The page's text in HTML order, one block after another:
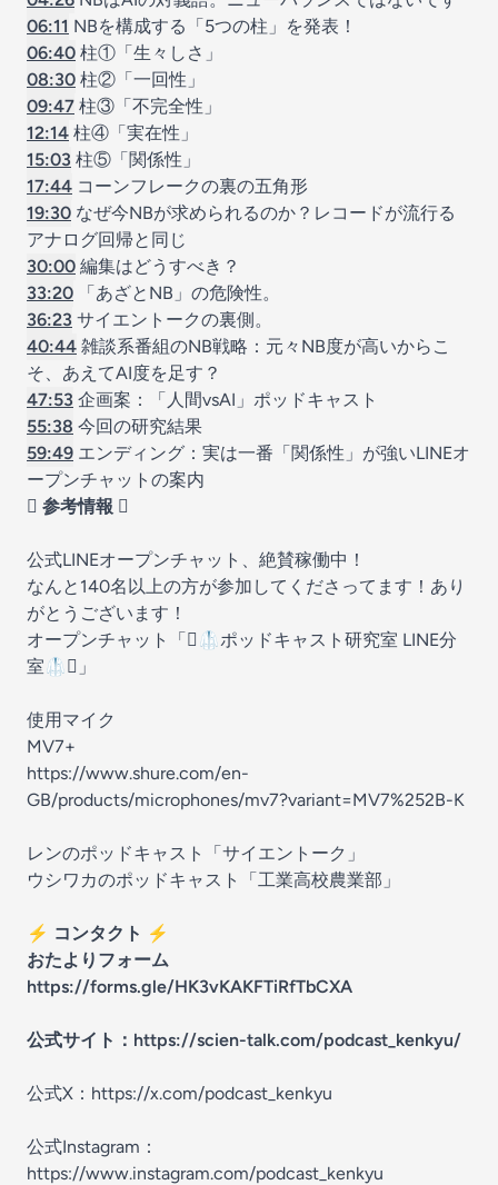
06:11 NBを構成する「5つの柱」を発表！
06:40 柱①「生々しさ」
08:30 柱②「一回性」
09:47 柱③「不完全性」
12:14 柱④「実在性」
15:03 柱⑤「関係性」
17:44 コーンフレークの裏の五角形
19:30 なぜ今NBが求められるのか？レコードが流行る
アナログ回帰と同じ
30:00 編集はどうすべき？
33:20 「あざとNB」の危険性。
36:23 サイエントークの裏側。
40:44 雑談系番組のNB戦略：元々NB度が高いからこ
そ、あえてAI度を足す？
47:53 企画案：「人間vsAI」ポッドキャスト
55:38 今回の研究結果
59:49 エンディング：実は一番「関係性」が強いLINEオ
ープンチャットの案内
🫟 参考情報 🫟
公式LINEオープンチャット、絶賛稼働中！
なんと140名以上の方が参加してくださってます！あり
がとうございます！
オープンチャット「🫟🥼ポッドキャスト研究室 LINE分
室🥼🫟 」
使用マイク
MV7+
https://www.shure.com/en-
GB/products/microphones/mv7?variant=MV7%252B-K
レンのポッドキャスト「サイエントーク 」
ウシワカのポッドキャスト「工業高校農業部 」
⚡ コンタクト ⚡
おたよりフォーム
https://forms.gle/HK3vKAKFTiRfTbCXA
公式サイト： https://scien-talk.com/podcast_kenkyu/
公式X： https://x.com/podcast_kenkyu
公式Instagram：
https://www.instagram.com/podcast_kenkyu